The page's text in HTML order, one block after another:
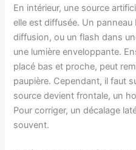
En intérieur, une source
elle est diffusée. Un panneau
diffusion, ou un flash dans
une lumière enveloppante.
placé bas et proche, peut
paupière. Cependant, il faut
source devient frontale, un
Pour corriger, un décalage
souvent.